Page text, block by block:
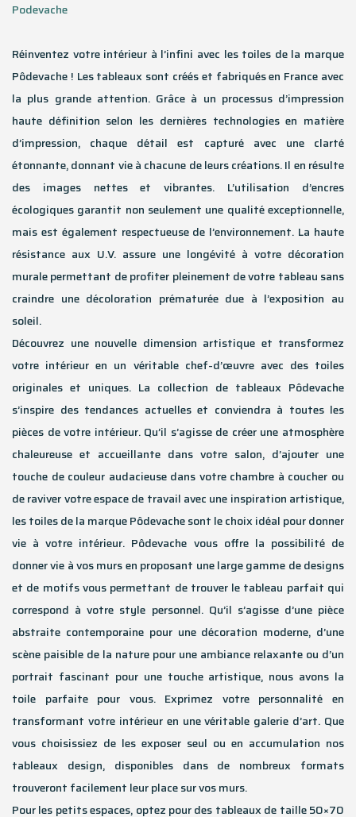
Podevache
Réinventez votre intérieur à l’infini avec les toiles de la marque
Pôdevache ! Les tableaux sont créés et fabriqués en France avec
la plus grande attention. Grâce à un processus d’impression
haute définition selon les dernières technologies en matière
d’impression, chaque détail est capturé avec une clarté
étonnante, donnant vie à chacune de leurs créations. Il en résulte
des images nettes et vibrantes. L’utilisation d’encres
écologiques garantit non seulement une qualité exceptionnelle,
mais est également respectueuse de l’environnement. La haute
résistance aux U.V. assure une longévité à votre décoration
murale permettant de profiter pleinement de votre tableau sans
craindre une décoloration prématurée due à l’exposition au
soleil.
Découvrez une nouvelle dimension artistique et transformez
votre intérieur en un véritable chef-d’œuvre avec des toiles
originales et uniques. La collection de tableaux Pôdevache
s’inspire des tendances actuelles et conviendra à toutes les
pièces de votre intérieur. Qu’il s’agisse de créer une atmosphère
chaleureuse et accueillante dans votre salon, d’ajouter une
touche de couleur audacieuse dans votre chambre à coucher ou
de raviver votre espace de travail avec une inspiration artistique,
les toiles de la marque Pôdevache sont le choix idéal pour donner
vie à votre intérieur. Pôdevache vous offre la possibilité de
donner vie à vos murs en proposant une large gamme de designs
et de motifs vous permettant de trouver le tableau parfait qui
correspond à votre style personnel. Qu’il s’agisse d’une pièce
abstraite contemporaine pour une décoration moderne, d’une
scène paisible de la nature pour une ambiance relaxante ou d’un
portrait fascinant pour une touche artistique, nous avons la
toile parfaite pour vous. Exprimez votre personnalité en
transformant votre intérieur en une véritable galerie d’art. Que
vous choisissiez de les exposer seul ou en accumulation nos
tableaux design, disponibles dans de nombreux formats
trouveront facilement leur place sur vos murs.
Pour les petits espaces, optez pour des tableaux de taille 50×70